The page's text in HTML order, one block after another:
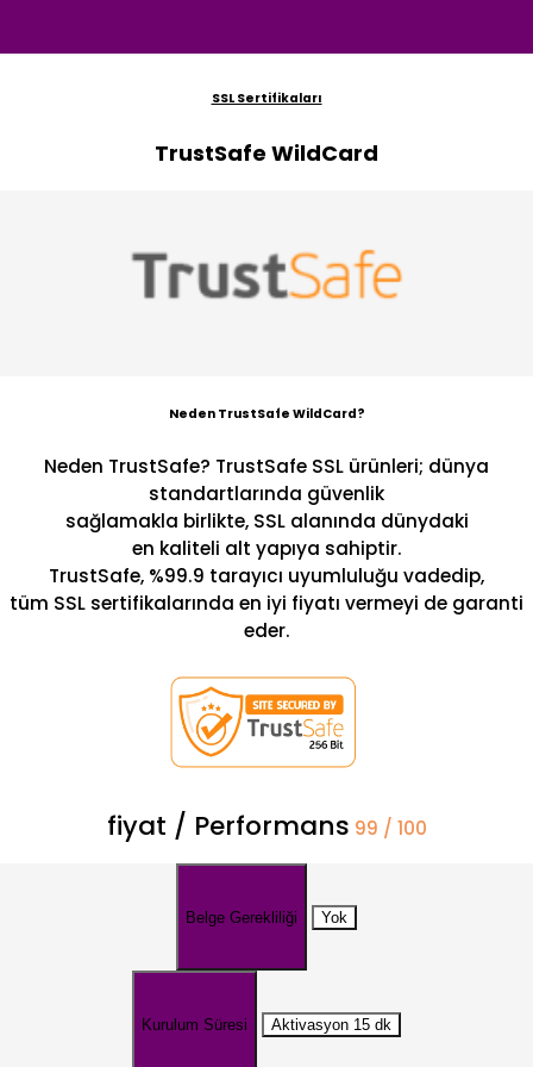
SSL Sertifikaları
TrustSafe WildCard
Neden TrustSafe WildCard?
Neden TrustSafe? TrustSafe SSL ürünleri; dünya
standartlarında güvenlik
sağlamakla birlikte, SSL alanında dünydaki
en kaliteli alt yapıya sahiptir.
TrustSafe, %99.9 tarayıcı uyumluluğu vadedip,
tüm SSL sertifikalarında en iyi fiyatı vermeyi de garanti
eder.
fiyat / Performans 99 / 100
Belge Gerekliliği Yok
Kurulum Süresi Aktivasyon 15 dk